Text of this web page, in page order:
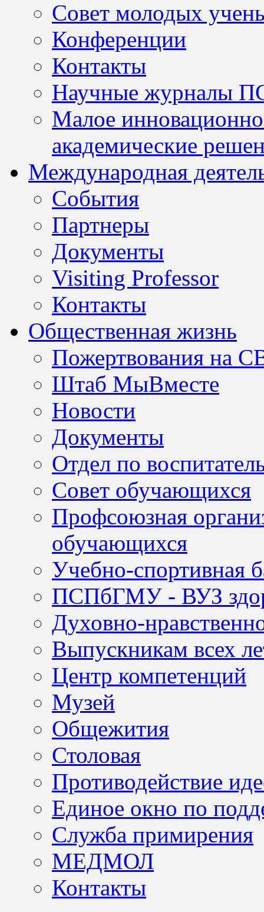
Совет молодых
Конференции
Контакты
Научные журналы
Малое
академические
Международная
События
Партнеры
Документы
Visiting Professor
Контакты
Общественная жизнь
Пожертвования на
Штаб МыВместе
Новости
Документы
Отдел по
Совет обучающихся
Профсоюзная
обучающихся
Учебно-спортивная
ПСПбГМУ - ВУЗ
Духовно-
Выпускникам всех
Центр компетенций
Музей
Общежития
Столовая
Противодействие
Единое окно по
Служба примирения
МЕДМОЛ
Контакты